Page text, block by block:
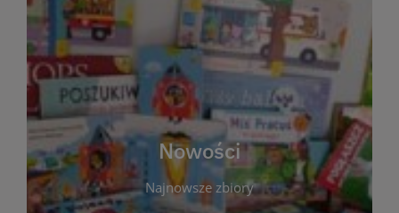
Nowości
Najnowsze zbiory
W tej sekcji prezentujemy najnowsze książki,
audiobooki oraz filmy, które właśnie trafiły do
zbiorów Miejskiej Biblioteki Publicznej w
Starachowicach. Regularnie aktualizujemy listę,
aby Czytelnicy mogli na bieżąco odkrywać świeże
tytuły i najciekawsze premiery wydawnicze. Każda
pozycja opatrzona jest krótkim opisem i
informacją o dostępności w katalogu. Zachęcamy